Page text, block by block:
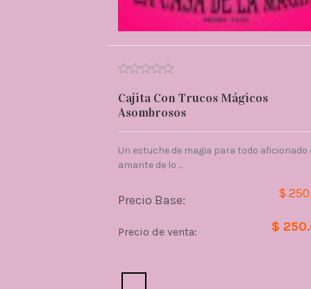
Cajita Con Trucos Mágicos
Asombrosos
Un estuche de magia para todo aficionado
amante de lo ...
Precio Base: $
Precio de venta: $